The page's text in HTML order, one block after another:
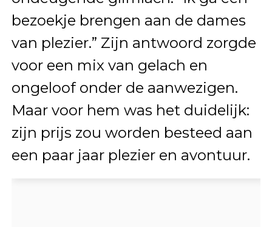
bezoekje brengen aan de dames
van plezier.” Zijn antwoord zorgde
voor een mix van gelach en
ongeloof onder de aanwezigen.
Maar voor hem was het duidelijk:
zijn prijs zou worden besteed aan
een paar jaar plezier en avontuur.